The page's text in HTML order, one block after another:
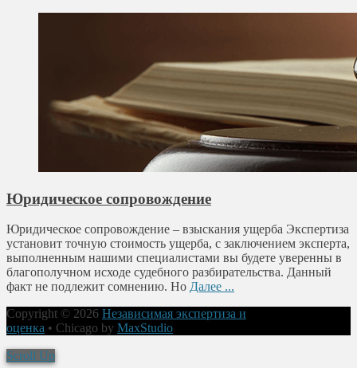
Юридическое сопровождение
Юридическое сопровождение – взыскания ущерба Экспертиза
установит точную стоимость ущерба, с заключением эксперта,
выполненным нашими специалистами вы будете уверенны в
благополучном исходе судебного разбирательства. Данный
факт не подлежит сомнению. Но Далее ...
Copyright © 2026 Независимая экспертиза и
оценка • Chicago by MaxStudio
Scroll Up